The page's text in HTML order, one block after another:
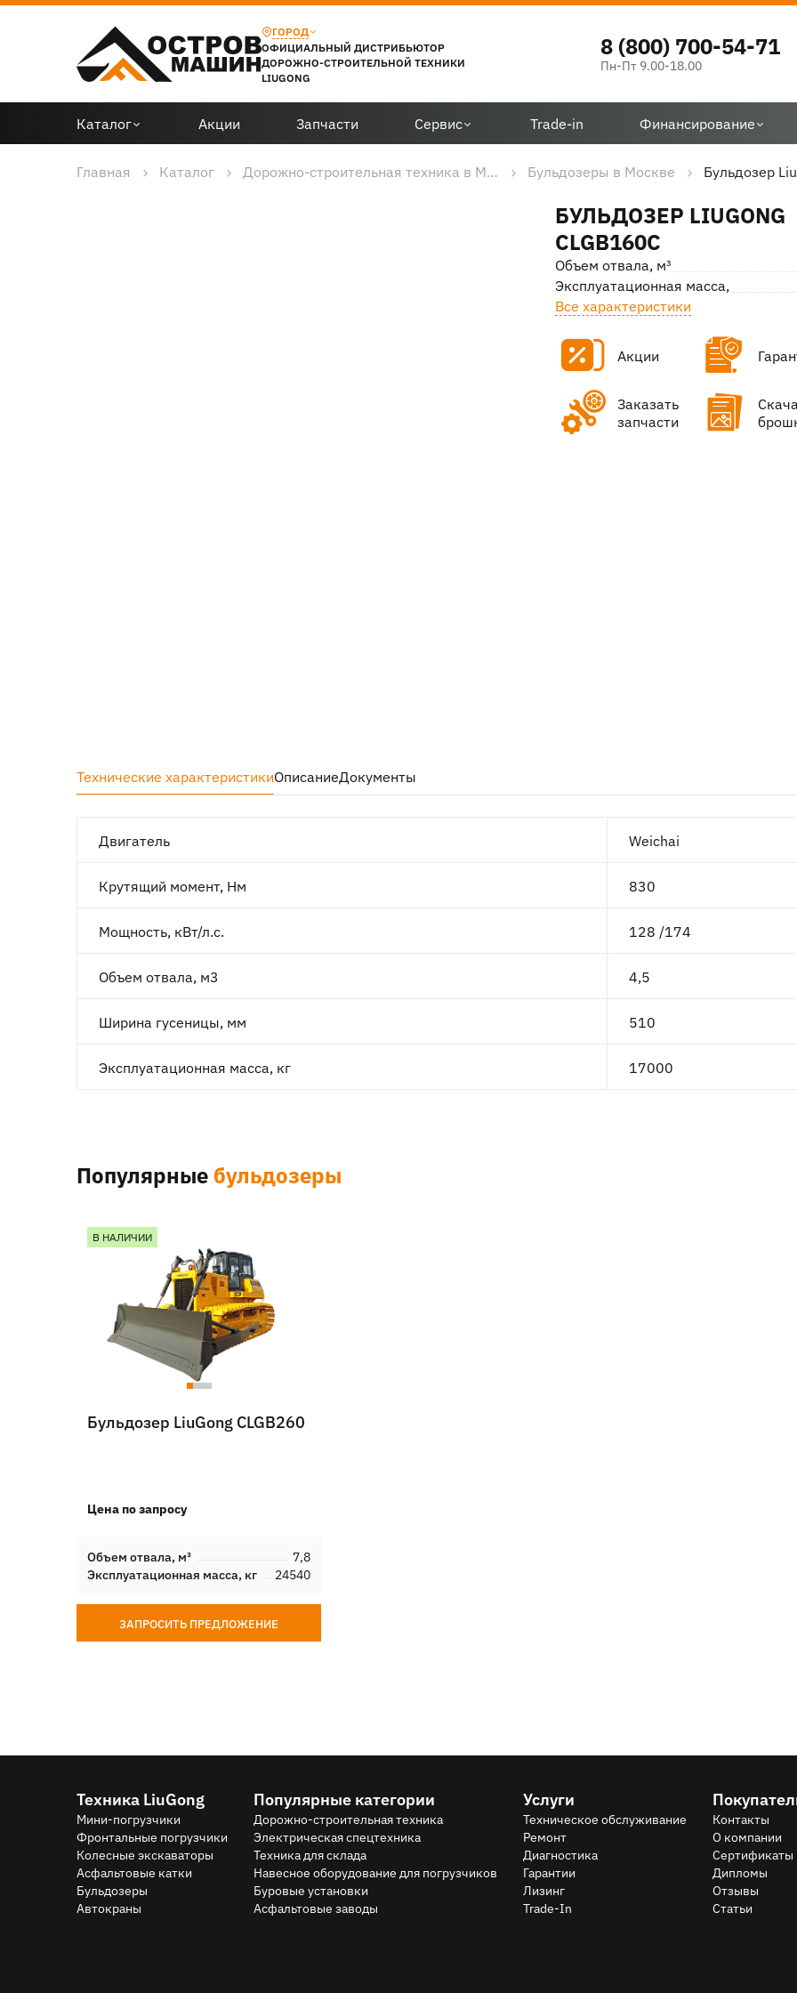
ГОРОД
ОФИЦИАЛЬНЫЙ ДИСТРИБЬЮТОР
ДОРОЖНО-СТРОИТЕЛЬНОЙ ТЕХНИКИ
LIUGONG
8 (800) 700-54-71
Пн-Пт 9.00-18.00
Каталог Акции Запчасти Сервис Trade-in Финансирование
Главная Каталог Дорожно-строительная техника в Москве Бульдозеры в Москве Бульдозер
БУЛЬДОЗЕР LIUGONG
CLGB160C
Объем отвала, м³
Эксплуатационная масса, кг
Все характеристики
Акции
Заказать
запчасти
Технические характеристикиОписаниеДокументы
Двигатель Weichai
Крутящий момент, Нм 830
Мощность, кВт/л.с. 128 /174
Объем отвала, м3 4,5
Ширина гусеницы, мм 510
Эксплуатационная масса, кг 17000
Популярные бульдозеры
В НАЛИЧИИ
Бульдозер LiuGong CLGB260
Цена по запросу
Объем отвала, м³ 7,8
Эксплуатационная масса, кг 24540
ЗАПРОСИТЬ ПРЕДЛОЖЕНИЕ
Техника LiuGong
Мини-погрузчики
Фронтальные погрузчики
Колесные экскаваторы
Асфальтовые катки
Бульдозеры
Автокраны
Популярные категории
Дорожно-строительная техника
Электрическая спецтехника
Техника для склада
Навесное оборудование для погрузчиков
Буровые установки
Асфальтовые заводы
Услуги
Техническое обслуживание
Ремонт
Диагностика
Гарантии
Лизинг
Trade-In
Контакты
О компании
Сертификаты
Дипломы
Отзывы
Статьи